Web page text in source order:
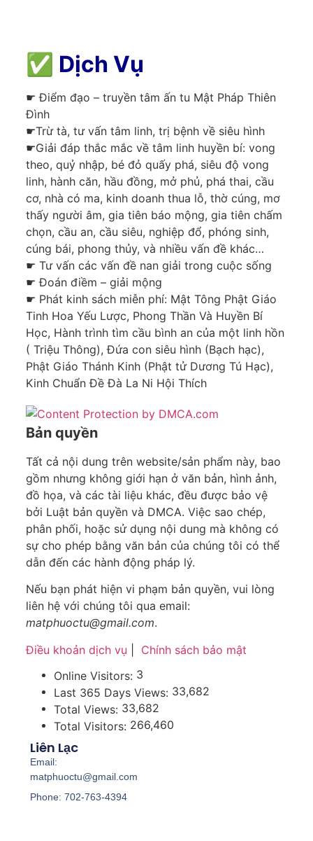
✅ Dịch Vụ
☛ Điểm đạo – truyền tâm ấn tu Mật Pháp Thiên
Đình
☛Trừ tà, tư vấn tâm linh, trị bệnh về siêu hình
☛Giải đáp thắc mắc về tâm linh huyền bí: vong
theo, quỷ nhập, bé đỏ quấy phá, siêu độ vong
linh, hành căn, hầu đồng, mở phủ, phá thai, cầu
cơ, nhà có ma, kinh doanh thua lỗ, thờ cúng, mơ
thấy người âm, gia tiên báo mộng, gia tiên chấm
chọn, cầu an, cầu siêu, nghiệp đổ, phóng sinh,
cúng bái, phong thủy, và nhiều vấn đề khác…
☛ Tư vấn các vấn đề nan giải trong cuộc sống
☛ Đoán điềm – giải mộng
☛ Phát kinh sách miễn phí: Mật Tông Phật Giáo
Tinh Hoa Yếu Lược, Phong Thần Và Huyền Bí
Học, Hành trình tìm cầu bình an của một linh hồn
( Triệu Thông), Đứa con siêu hình (Bạch hạc),
Phật Giáo Thánh Kinh (Phật tử Dương Tú Hạc),
Kinh Chuẩn Đề Đà La Ni Hội Thích
Bản quyền
Tất cả nội dung trên website/sản phẩm này, bao
gồm nhưng không giới hạn ở văn bản, hình ảnh,
đồ họa, và các tài liệu khác, đều được bảo vệ
bởi Luật bản quyền và DMCA. Việc sao chép,
phân phối, hoặc sử dụng nội dung mà không có
sự cho phép bằng văn bản của chúng tôi có thể
dẫn đến các hành động pháp lý.
Nếu bạn phát hiện vi phạm bản quyền, vui lòng
liên hệ với chúng tôi qua email:
matphuoctu@gmail.com.
Điều khoản dịch vụ
Chính sách bảo mật
Online Visitors: 3
Last 365 Days Views: 33,682
Total Views: 33,682
Total Visitors: 266,460
Liên Lạc
Email:
matphuoctu@gmail.com
Phone: 702-763-4394